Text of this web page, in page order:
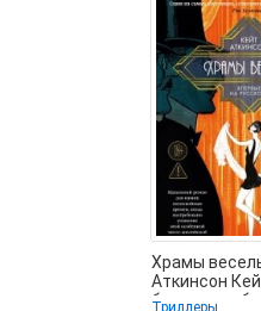
Храмы
Аткинсон
бесплатно
Триллеры